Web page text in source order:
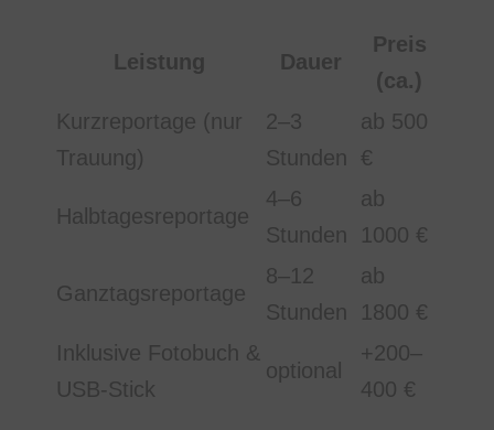
Leistung Dauer
Preis
(ca.)
Kurzreportage (nur
Trauung)
2–3
Stunden
ab 500
€
Halbtagesreportage
4–6
Stunden
ab
1000 €
Ganztagsreportage
8–12
Stunden
ab
1800 €
Inklusive Fotobuch &
USB-Stick
optional
+200–
400 €